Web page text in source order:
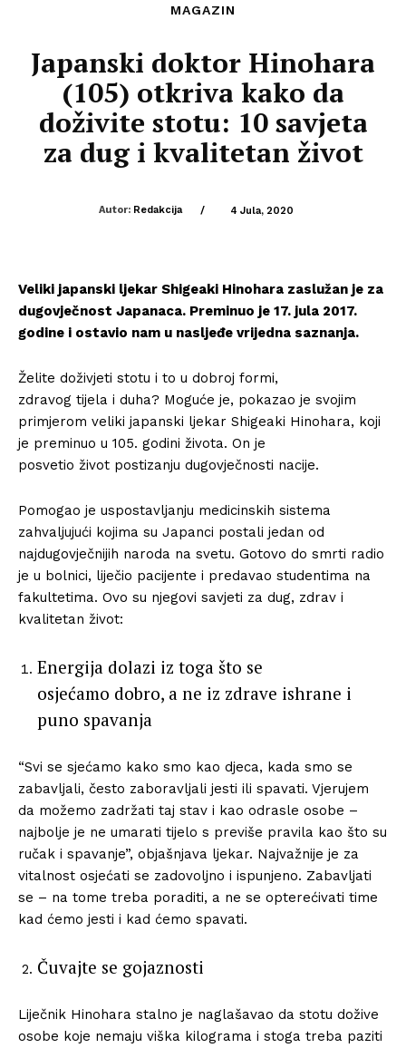
MAGAZIN
Japanski doktor Hinohara
(105) otkriva kako da
doživite stotu: 10 savjeta
za dug i kvalitetan život
Autor: Redakcija / 4 Jula, 2020
Veliki japanski ljekar Shigeaki Hinohara zaslužan je za
dugovječnost Japanaca. Preminuo je 17. jula 2017.
godine i ostavio nam u nasljeđe vrijedna saznanja.
Želite doživjeti stotu i to u dobroj formi,
zdravog tijela i duha? Moguće je, pokazao je svojim
primjerom veliki japanski ljekar Shigeaki Hinohara, koji
je preminuo u 105. godini života. On je
posvetio život postizanju dugovječnosti nacije.
Pomogao je uspostavljanju medicinskih sistema
zahvaljujući kojima su Japanci postali jedan od
najdugovječnijih naroda na svetu. Gotovo do smrti radio
je u bolnici, liječio pacijente i predavao studentima na
fakultetima. Ovo su njegovi savjeti za dug, zdrav i
kvalitetan život:
Energija dolazi iz toga što se
osjećamo dobro, a ne iz zdrave ishrane i
puno spavanja
“Svi se sjećamo kako smo kao djeca, kada smo se
zabavljali, često zaboravljali jesti ili spavati. Vjerujem
da možemo zadržati taj stav i kao odrasle osobe –
najbolje je ne umarati tijelo s previše pravila kao što su
ručak i spavanje”, objašnjava ljekar. Najvažnije je za
vitalnost osjećati se zadovoljno i ispunjeno. Zabavljati
se – na tome treba poraditi, a ne se opterećivati time
kad ćemo jesti i kad ćemo spavati.
Čuvajte se gojaznosti
Liječnik Hinohara stalno je naglašavao da stotu dožive
osobe koje nemaju viška kilograma i stoga treba paziti